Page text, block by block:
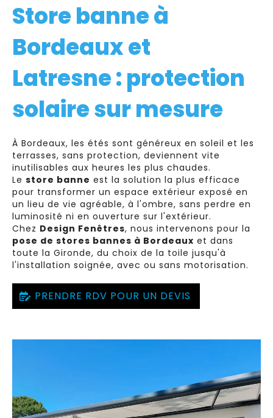
Store banne à
Bordeaux et
Latresne : protection
solaire sur mesure
À Bordeaux, les étés sont généreux en soleil et les
terrasses, sans protection, deviennent vite
inutilisables aux heures les plus chaudes.
Le store banne est la solution la plus efficace
pour transformer un espace extérieur exposé en
un lieu de vie agréable, à l'ombre, sans perdre en
luminosité ni en ouverture sur l'extérieur.
Chez Design Fenêtres, nous intervenons pour la
pose de stores bannes à Bordeaux et dans
toute la Gironde, du choix de la toile jusqu'à
l'installation soignée, avec ou sans motorisation.
PRENDRE RDV POUR UN DEVIS